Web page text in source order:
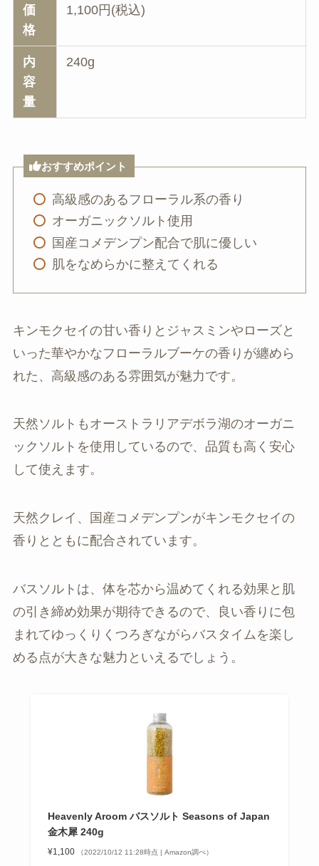
価
格
1,100円(税込)
内
容
量
240g
おすすめポイント
高級感のあるフローラル系の香り
オーガニックソルト使用
国産コメデンプン配合で肌に優しい
肌をなめらかに整えてくれる
キンモクセイの甘い香りとジャスミンやローズと
いった華やかなフローラルブーケの香りが纏めら
れた、高級感のある雰囲気が魅力です。
天然ソルトもオーストラリアデボラ湖のオーガニ
ックソルトを使用しているので、品質も高く安心
して使えます。
天然クレイ、国産コメデンプンがキンモクセイの
香りとともに配合されています。
バスソルトは、体を芯から温めてくれる効果と肌
の引き締め効果が期待できるので、良い香りに包
まれてゆっくりくつろぎながらバスタイムを楽し
める点が大きな魅力といえるでしょう。
Heavenly Aroom バスソルト Seasons of Japan
金木犀 240g
¥1,100 （2022/10/12 11:28時点 | Amazon調べ）